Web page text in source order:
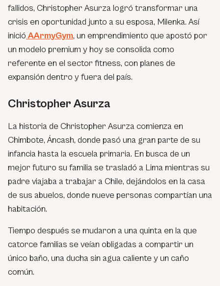
fallidos, Christopher Asurza logró transformar una
crisis en oportunidad junto a su esposa, Milenka. Así
inicióAArmyGym, un emprendimiento que apostó por
un modelo premium y hoy se consolida como
referente en el sector fitness, con planes de
expansión dentro y fuera del país.
Christopher Asurza
La historia de Christopher Asurza comienza en
Chimbote, Áncash, donde pasó una gran parte de su
infancia hasta la escuela primaria. En busca de un
mejor futuro su familia se trasladó a Lima mientras su
padre viajaba a trabajar a Chile, dejándolos en la casa
de sus abuelos, donde nueve personas compartían una
habitación.
Tiempo después se mudaron a una quinta en la que
catorce familias se veían obligadas a compartir un
único baño, una ducha sin agua caliente y un caño
común.